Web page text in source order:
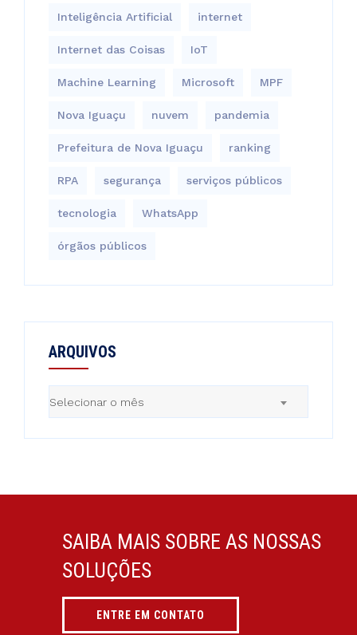
Inteligência Artificial internet
Internet das Coisas IoT
Machine Learning Microsoft MPF
Nova Iguaçu nuvem pandemia
Prefeitura de Nova Iguaçu ranking
RPA segurança serviços públicos
tecnologia WhatsApp
órgãos públicos
ARQUIVOS
Selecionar o mês
SAIBA MAIS SOBRE AS NOSSAS
SOLUÇÕES
ENTRE EM CONTATO